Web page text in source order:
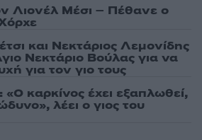
Λιονέλ Μέσι – Πέθανε ο
και Νεκτάριος Λεμονίδης
Νεκτάριο Βούλας για να
για τον γιο τους
καρκίνος έχει εξαπλωθεί,
λέει ο γιος του